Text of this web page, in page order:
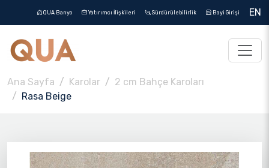
QUA Banyo Yatırımcı İlişkileri Sürdürülebilirlik Bayi Girişi EN
Ana Sayfa Karolar
2 cm Bahçe Karoları
Rasa Beige